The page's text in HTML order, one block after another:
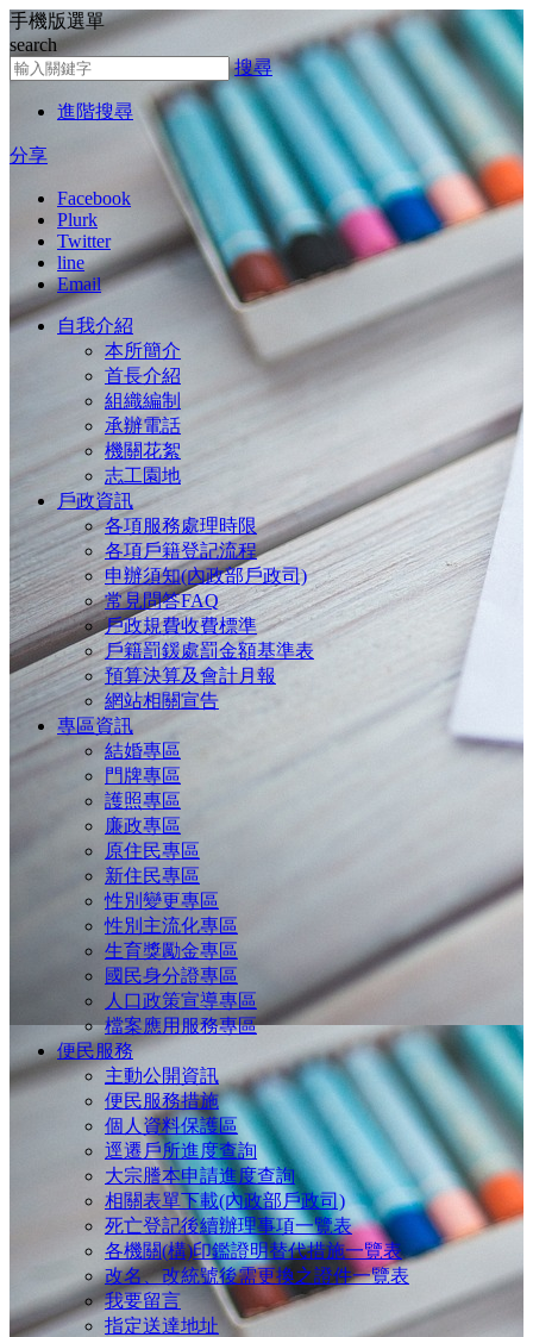
跳到主要內容區塊
手機版選單
search
搜尋
搜尋
進階搜尋
分享
Facebook
Plurk
Twitter
line
Email
自我介紹
本所簡介
首長介紹
組織編制
承辦電話
機關花絮
志工園地
戶政資訊
各項服務處理時限
各項戶籍登記流程
申辦須知(內政部戶政司)
常見問答FAQ
戶政規費收費標準
戶籍罰鍰處罰金額基準表
預算決算及會計月報
網站相關宣告
專區資訊
結婚專區
門牌專區
護照專區
廉政專區
原住民專區
新住民專區
性別變更專區
性別主流化專區
生育獎勵金專區
國民身分證專區
人口政策宣導專區
檔案應用服務專區
便民服務
主動公開資訊
便民服務措施
個人資料保護區
逕遷戶所進度查詢
大宗謄本申請進度查詢
相關表單下載(內政部戶政司)
死亡登記後續辦理事項一覽表
各機關(構)印鑑證明替代措施一覽表
改名、改統號後需更換之證件一覽表
我要留言
指定送達地址